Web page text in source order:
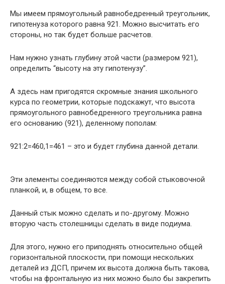
Мы имеем прямоугольный равнобедренный треугольник,
гипотенуза которого равна 921. Можно высчитать его
стороны, но так будет больше расчетов.
Нам нужно узнать глубину этой части (размером 921),
определить “высоту на эту гипотенузу”.
А здесь нам пригодятся скромные знания школьного
курса по геометрии, которые подскажут, что высота
прямоугольного равнобедренного треугольника равна
его основанию (921), деленному пополам:
921:2=460,1=461 – это и будет глубина данной детали.
Эти элементы соединяются между собой стыковочной
планкой, и, в общем, то все.
Данный стык можно сделать и по-другому. Можно
вторую часть столешницы сделать в виде подиума.
Для этого, нужно его приподнять относительно общей
горизонтальной плоскости, при помощи нескольких
деталей из ДСП, причем их высота должна быть такова,
чтобы на фронтальную из них можно было бы закрепить